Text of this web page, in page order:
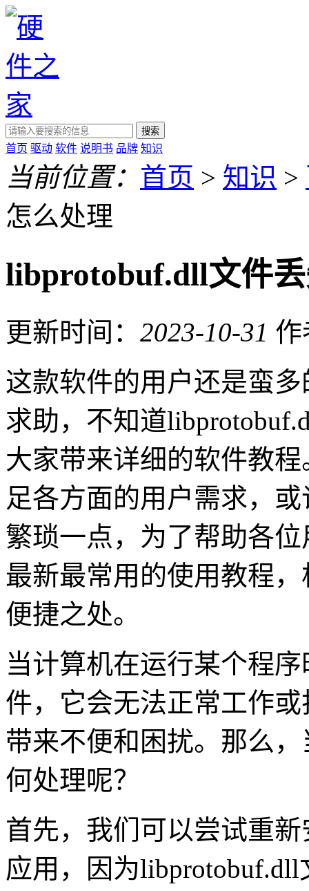
搜索
首页 驱动 软件 说明书 品牌 知识
当前位置： 首页 > 知识 >
怎么处理
libprotobuf.dll文件
更新时间： 2023-10-31 作
这款软件的用户还是蛮
求助，不知道
大家带来详细的软件教
足各方面的用户需求，
繁琐一点，为了帮助各
最新最常用的使用教程
便捷之处。
当计算机在运行某个程
件，它会无法正常工作
带来不便和困扰。那么
何处理呢？
首先，我们可以尝试重
应用，因为